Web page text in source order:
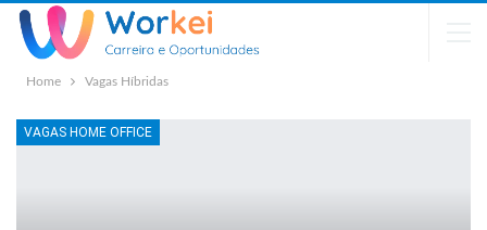
Home Vagas Híbridas
VAGAS HOME OFFICE